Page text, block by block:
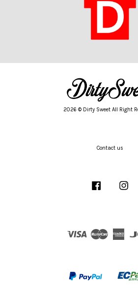
2026 © Dirty Sweet All Right
Contact us
Facebook
Visa